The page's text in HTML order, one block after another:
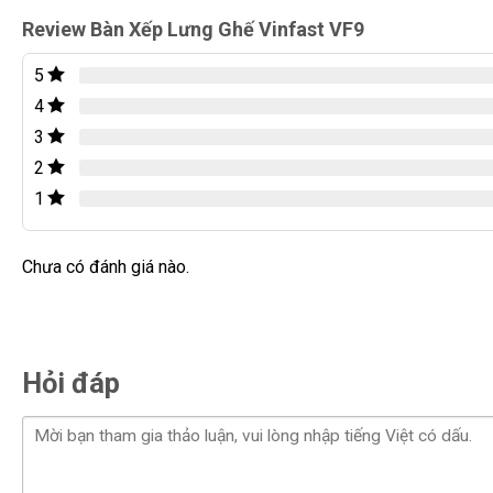
Giá Bán và Chi tiết Lắp Đặt Bàn
Để sở hữu một trong những nâng cấp tiện nghi và sang
Thành Auto để nhận tư vấn và báo giá chính xác nhất cho
Review Bàn Xếp Lưng Ghế Vinfast VF9
5
4
3
2
1
Chưa có đánh giá nào.
Hỏi đáp